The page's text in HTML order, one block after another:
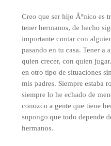
Creo que ser hijo Ãºnico es
tener hermanos, de hecho
importante contar con
pasando en tu casa. Tener a
quien crecer, con quien
en otro tipo de situaciones
mis padres. Siempre estaba
siempre lo he echado de
conozco a gente que tiene
supongo que todo depende
hermanos.